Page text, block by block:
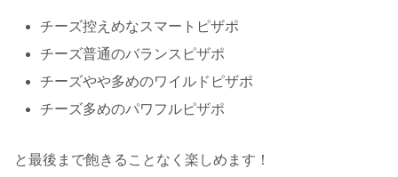
チーズ控えめなスマートピザポ
チーズ普通のバランスピザポ
チーズやや多めのワイルドピザポ
チーズ多めのパワフルピザポ
と最後まで飽きることなく楽しめます！